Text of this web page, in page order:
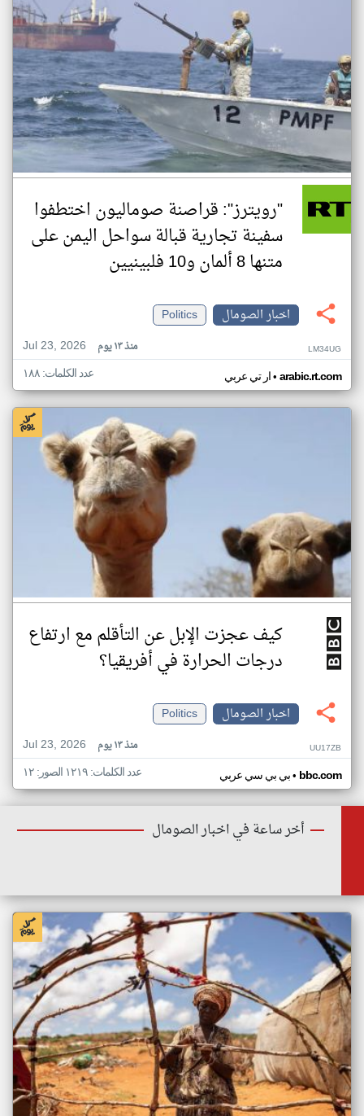
"رويترز": قراصنة صوماليون اختطفوا
سفينة تجارية قبالة سواحل اليمن على
متنها 8 ألمان و10 فلبينيين
اخبار الصومال
Politics
Jul 23, 2026
منذ ١٣ يوم LM34UG
ار تي عربي• arabic.rt.com عدد الكلمات: ١٨٨
كيف عجزت الإبل عن التأقلم مع ارتفاع
درجات الحرارة في أفريقيا؟
اخبار الصومال
Politics
Jul 23, 2026
منذ ١٣ يوم UU17ZB
بي بي سي عربي• bbc.com عدد الكلمات: ١٢١٩ الصور: ١٢
أخر ساعة في اخبار الصومال